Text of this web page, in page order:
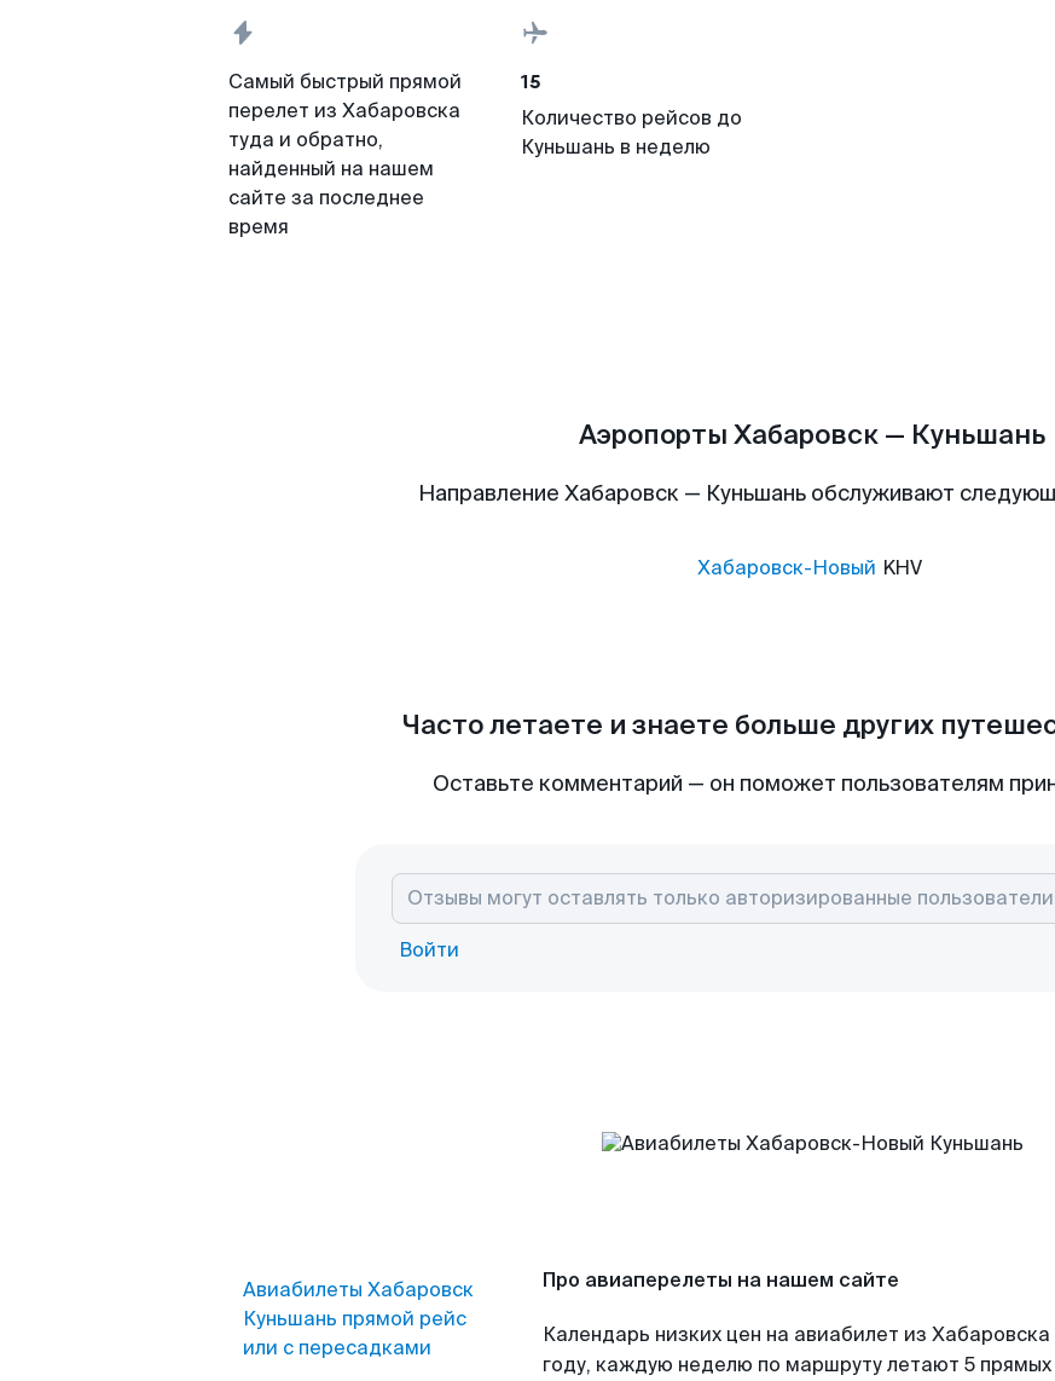
Самый быстрый прямой
перелет из Хабаровска
туда и обратно,
найденный на нашем
сайте за последнее
время
15
Количество рейсов до
Куньшань в неделю
Аэропорты Хабаровск — Куньшань
Направление Хабаровск — Куньшань обслуживают
Хабаровск-Новый KHV
Часто летаете и знаете больше других
Оставьте комментарий — он поможет пользователям
Войти
Авиабилеты Хабаровск
Куньшань прямой рейс
или с пересадками
Про авиаперелеты на нашем сайте
Календарь низких цен на авиабилет из
году, каждую неделю по маршруту летают 5